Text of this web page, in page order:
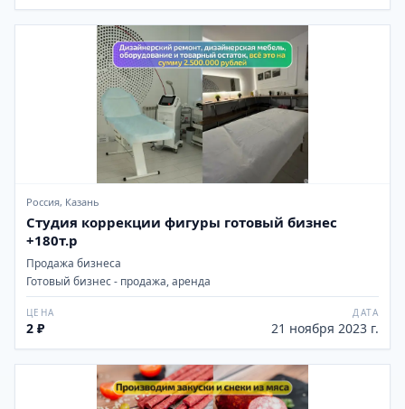
Россия, Казань
Студия коррекции фигуры готовый бизнес
+180т.р
Продажа бизнеса
Готовый бизнес - продажа, аренда
ЦЕНА
2 ₽
ДАТА
21 ноября 2023 г.